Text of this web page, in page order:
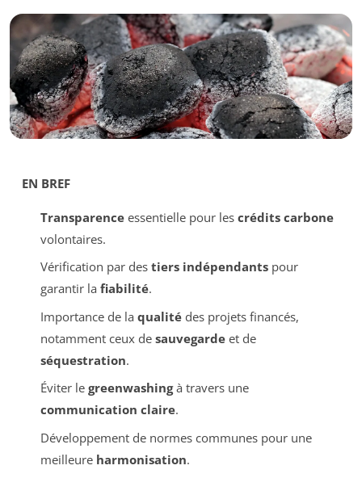
EN BREF
Transparenceessentielle pour les crédits carbone
volontaires.
Vérification par des tiers indépendantspour
garantir la fiabilité.
Importance de la qualitédes projets financés,
notamment ceux de sauvegardeet de
séquestration.
Éviter le greenwashingà travers une
communication claire.
Développement de normes communes pour une
meilleure harmonisation.